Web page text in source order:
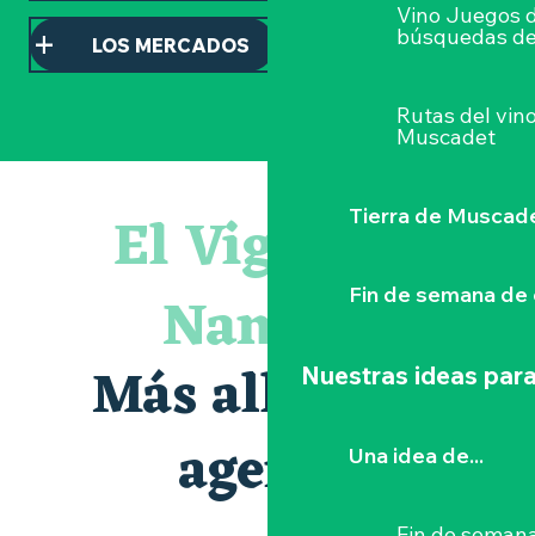
Vino Juegos
búsquedas
Rutas del
Muscadet
Tierra de
Fin de semana
Nuestras ideas
Una idea de...
LOS MERCADOS
Les essentiels du Hellfest - Visite guidée du site
« Veduta, les palais oubliés d'Italie » Thomas Jorion
Visite guidée « Histoire d'un jardin pittoresque »
Le bleu dans tous ses états
Visites et dégustations
Sortie à pied de découverte du marais de Goulaine
Clisson gîte et couvert XIXe - XXe siècles
Vente de légumes bio
El Vignoble
Nantais
Más allá de la
agenda